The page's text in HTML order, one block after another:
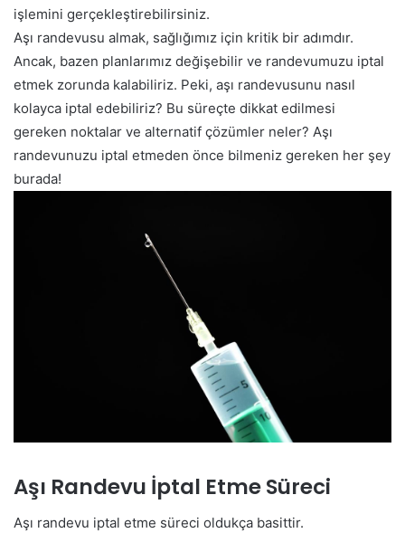
işlemini gerçekleştirebilirsiniz.
Aşı randevusu almak, sağlığımız için kritik bir adımdır.
Ancak, bazen planlarımız değişebilir ve randevumuzu iptal
etmek zorunda kalabiliriz. Peki, aşı randevusunu nasıl
kolayca iptal edebiliriz? Bu süreçte dikkat edilmesi
gereken noktalar ve alternatif çözümler neler? Aşı
randevunuzu iptal etmeden önce bilmeniz gereken her şey
burada!
Aşı Randevu İptal Etme Süreci
Aşı randevu iptal etme süreci oldukça basittir.